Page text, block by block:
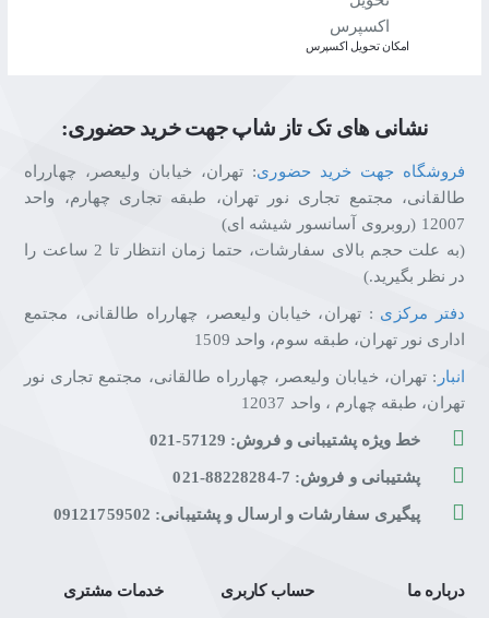
اﻣﮑﺎن ﺗﺤﻮﯾﻞ اﮐﺴﭙﺮس
نشانی های تک تاز شاپ جهت خرید حضوری:
فروشگاه جهت خرید حضوری: تهران، خیابان ولیعصر، چهارراه
طالقانی، مجتمع تجاری نور تهران، طبقه تجاری چهارم، واحد
12007 (روبروی آسانسور شیشه ای)
(به علت حجم بالای سفارشات، حتما زمان انتظار تا 2 ساعت را
در نظر بگیرید.)
دفتر مرکزی : تهران، خیابان ولیعصر، چهارراه طالقانی، مجتمع
اداری نور تهران، طبقه سوم، واحد 1509
انبار : تهران، خیابان ولیعصر، چهارراه طالقانی، مجتمع تجاری نور
تهران، طبقه چهارم ، واحد 12037
خط ویژه پشتیبانی و فروش: 57129-021
پشتیبانی و فروش: 7-88228284-021
پیگیری سفارشات و ارسال و پشتیبانی: 09121759502
درباره ما حساب کاربری خدمات مشتری